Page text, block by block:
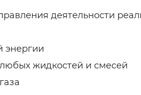
деятельности
энергии
жидкостей и смесей